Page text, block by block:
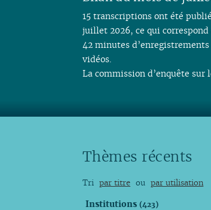
15 transcriptions ont été
juillet 2026, ce qui correspond
42 minutes d’enregistrements
vidéos.
La commission d’enquête sur
Thèmes récents
Tri par titre ou par utilisation
Institutions(423)